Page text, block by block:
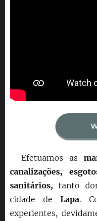
Efetuamos as
canalizações,
sanitários, tanto
cidade de Lapa.
experientes,